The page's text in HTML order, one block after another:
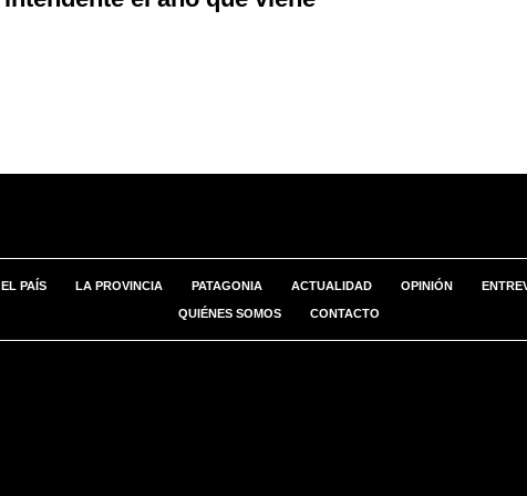
EL PAÍS LA PROVINCIA PATAGONIA ACTUALIDAD OPINIÓN
QUIÉNES SOMOS CONTACTO